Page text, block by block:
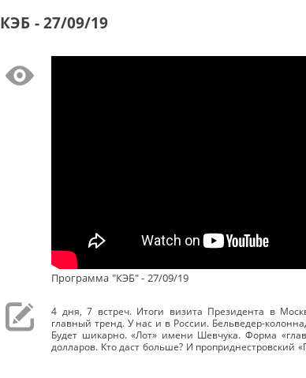
КЭБ - 27/09/19
Программа "КЭБ" - 27/09/19
4 дня, 7 встреч. Итоги визита Президента в
главный тренд. У нас и в России. Бельведер-
Будет шикарно. «Лот» имени Шевчука. Форма
долларов. Кто даст больше? И проприднестровский